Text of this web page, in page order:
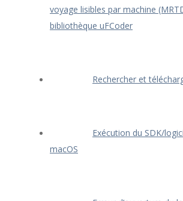
voyage lisibles par machine
bibliothèque uFCoder
Rechercher et
Exécution du SDK/
macOS